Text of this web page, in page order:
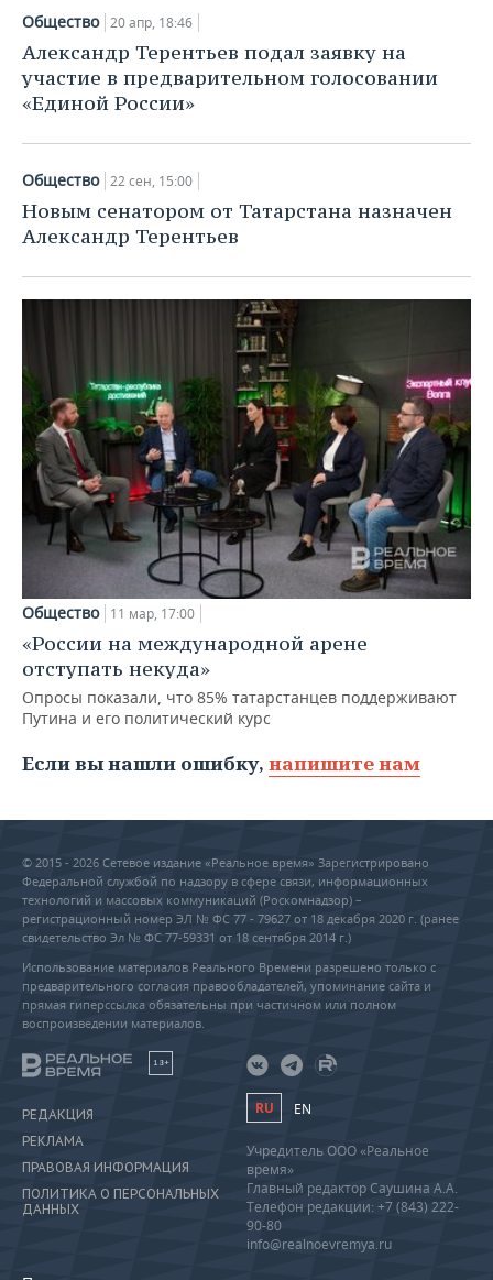
Общество 20 апр, 18:46
Александр Терентьев подал заявку на
участие в предварительном голосовании
«Единой России»
Общество 22 сен, 15:00
Новым сенатором от Татарстана назначен
Александр Терентьев
Общество 11 мар, 17:00
«России на международной арене
отступать некуда»
Опросы показали, что 85% татарстанцев поддерживают
Путина и его политический курс
Если вы нашли ошибку, напишите нам
© 2015 - 2026 Сетевое издание «Реальное время» Зарегистрировано
Федеральной службой по надзору в сфере связи, информационных
технологий и массовых коммуникаций (Роскомнадзор) –
регистрационный номер ЭЛ № ФС 77 - 79627 от 18 декабря 2020 г. (ранее
свидетельство Эл № ФС 77-59331 от 18 сентября 2014 г.)
Использование материалов Реального Времени разрешено только с
предварительного согласия правообладателей, упоминание сайта и
прямая гиперссылка обязательны при частичном или полном
воспроизведении материалов.
18+
РЕДАКЦИЯ
РЕКЛАМА
ПРАВОВАЯ ИНФОРМАЦИЯ
ПОЛИТИКА О ПЕРСОНАЛЬНЫХ
ДАННЫХ
RU EN
Учредитель ООО «Реальное
время»
Главный редактор Саушина А.А.
Телефон редакции: +7 (843) 222-
90-80
info@realnoevremya.ru